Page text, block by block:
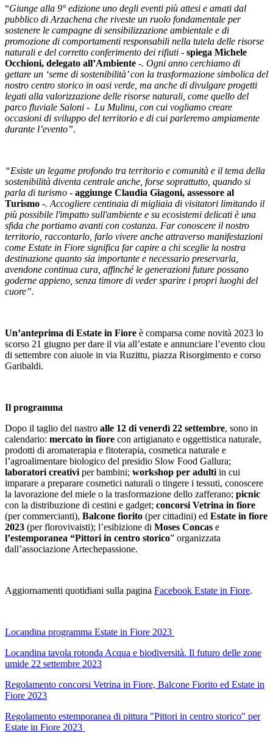
“Giunge alla 9° edizione uno degli eventi più attesi e amati dal
pubblico di Arzachena che riveste un ruolo fondamentale per
sostenere le campagne di sensibilizzazione ambientale e di
promozione di comportamenti responsabili nella tutela delle risorse
naturali e del corretto conferimento dei rifiuti - spiega Michele
Occhioni, delegato all’Ambiente -. Ogni anno cerchiamo di
gettare un ‘seme di sostenibilità’ con la trasformazione simbolica del
nostro centro storico in oasi verde, ma anche di divulgare progetti
legati alla valorizzazione delle risorse naturali, come quello del
parco fluviale Saloni - Lu Mulinu, con cui vogliamo creare
occasioni di sviluppo del territorio e di cui parleremo ampiamente
durante l’evento”.
“Esiste un legame profondo tra territorio e comunità e il tema della
sostenibilità diventa centrale anche, forse soprattutto, quando si
parla di turismo - aggiunge Claudia Giagoni, assessore al
Turismo -. Accogliere centinaia di migliaia di visitatori limitando il
più possibile l'impatto sull'ambiente e su ecosistemi delicati è una
sfida che portiamo avanti con costanza. Far conoscere il nostro
territorio, raccontarlo, farlo vivere anche attraverso manifestazioni
come Estate in Fiore significa far capire a chi sceglie la nostra
destinazione quanto sia importante e necessario preservarla,
avendone continua cura, affinché le generazioni future possano
goderne appieno, senza timore di veder sparire i propri luoghi del
cuore”.
Un’anteprima di Estate in Fiore è comparsa come novità 2023 lo
scorso 21 giugno per dare il via all’estate e annunciare l’evento clou
di settembre con aiuole in via Ruzittu, piazza Risorgimento e corso
Garibaldi.
Il programma
Dopo il taglio del nastro alle 12 di venerdì 22 settembre, sono in
calendario: mercato in fiore con artigianato e oggettistica naturale,
prodotti di aromaterapia e fitoterapia, cosmetica naturale e
l’agroalimentare biologico del presidio Slow Food Gallura;
laboratori creativi per bambini; workshop per adulti in cui
imparare a preparare cosmetici naturali o tingere i tessuti, conoscere
la lavorazione del miele o la trasformazione dello zafferano; picnic
con la distribuzione di cestini e gadget; concorsi Vetrina in fiore
(per commercianti), Balcone fiorito (per cittadini) ed Estate in fiore
2023 (per florovivaisti); l’esibizione di Moses Concas e
l’estemporanea “Pittori in centro storico” organizzata
dall’associazione Artechepassione.
Aggiornamenti quotidiani sulla pagina Facebook Estate in Fiore.
Locandina programma Estate in Fiore 2023
Locandina tavola rotonda Acqua e biodiversità. Il futuro delle zone
umide 22 settembre 2023
Regolamento concorsi Vetrina in Fiore, Balcone Fiorito ed Estate in
Fiore 2023
Regolamento estemporanea di pittura "Pittori in centro storico" per
Estate in Fiore 2023